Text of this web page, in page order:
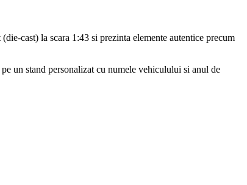
cast) la scara 1:43 si prezinta elemente autentice precum
un stand personalizat cu numele vehiculului si anul de